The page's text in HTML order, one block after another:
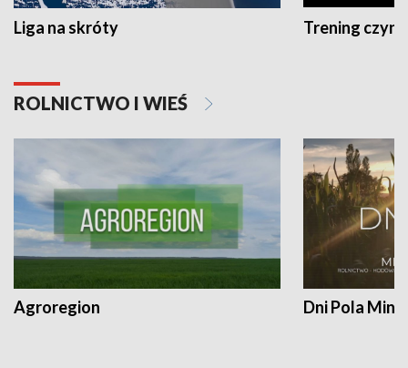
Liga na skróty Trening czyni
ROLNICTWO I WIEŚ
Agroregion Dni Pola